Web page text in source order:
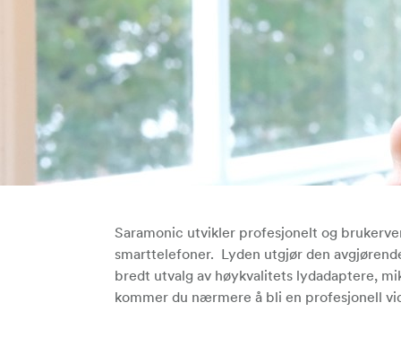
Saramonic utvikler profesjonelt og
smarttelefoner. Lyden utgjør den
bredt utvalg av høykvalitets lydadaptere,
kommer du nærmere å bli en profesjonell